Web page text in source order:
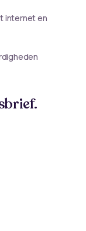
internet en